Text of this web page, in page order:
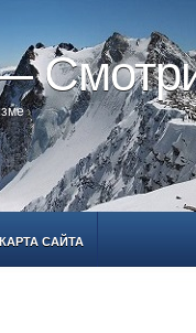
КАРТА САЙТА